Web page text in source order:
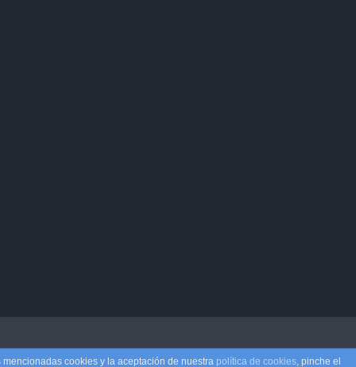
cookies y la aceptación de nuestra política de cookies, pinche el